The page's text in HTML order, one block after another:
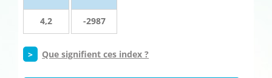
4,2 -2987
> Que signifient ces index ?